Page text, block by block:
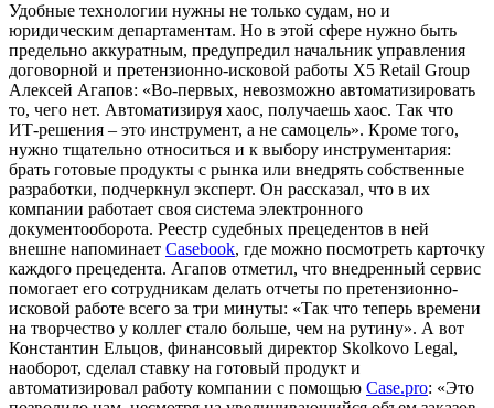
Удобные технологии нужны не только судам, но и
юридическим департаментам. Но в этой сфере нужно быть
предельно аккуратным, предупредил начальник управления
договорной и претензионно-исковой работы X5 Retail Group
Алексей Агапов: «Во-первых, невозможно автоматизировать
то, чего нет. Автоматизируя хаос, получаешь хаос. Так что
ИТ-решения – это инструмент, а не самоцель». Кроме того,
нужно тщательно относиться и к выбору инструментария:
брать готовые продукты с рынка или внедрять собственные
разработки, подчеркнул эксперт. Он рассказал, что в их
компании работает своя система электронного
документооборота. Реестр судебных прецедентов в ней
внешне напоминает Casebook, где можно посмотреть карточку
каждого прецедента. Агапов отметил, что внедренный сервис
помогает его сотрудникам делать отчеты по претензионно-
исковой работе всего за три минуты: «Так что теперь времени
на творчество у коллег стало больше, чем на рутину». А вот
Константин Ельцов, финансовый директор Skolkovo Legal,
наоборот, сделал ставку на готовый продукт и
автоматизировал работу компании с помощью Case.pro: «Это